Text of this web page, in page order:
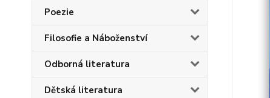
Poezie
Filosofie a Náboženství
Odborná literatura
Dětská literatura